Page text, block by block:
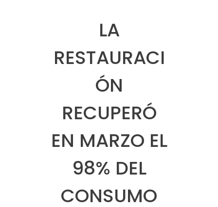
LA
RESTAURACI
ÓN
RECUPERÓ
EN MARZO EL
98% DEL
CONSUMO